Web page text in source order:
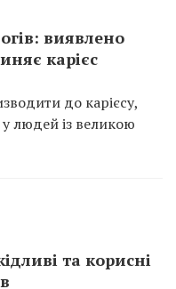
виявлено
карієс
до карієсу,
людей із великою
та корисні